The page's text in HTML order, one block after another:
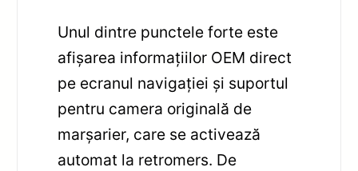
Unul dintre punctele forte este
afișarea informațiilor OEM direct
pe ecranul navigației și suportul
pentru camera originală de
marșarier, care se activează
automat la retromers. De